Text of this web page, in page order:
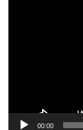
00:00